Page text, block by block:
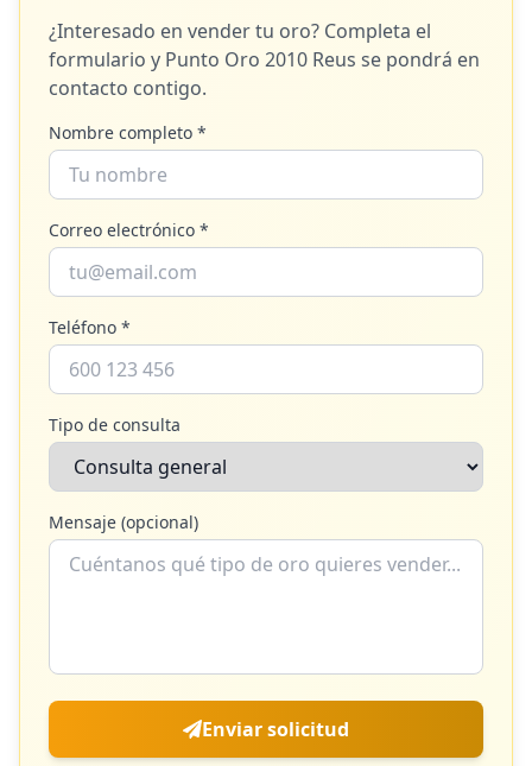
¿Interesado en vender tu oro? Completa el
formulario y Punto Oro 2010 Reus se pondrá en
contacto contigo.
Nombre completo *
Correo electrónico *
Teléfono *
Tipo de consulta
Mensaje (opcional)
Enviar solicitud